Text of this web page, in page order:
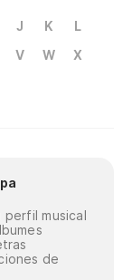
J K
L
V W
X
perfil musical
de